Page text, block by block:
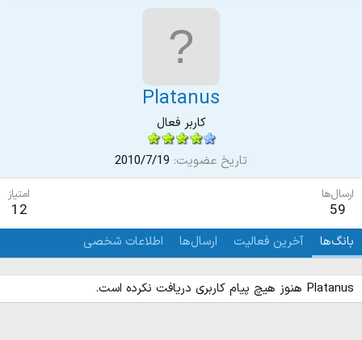
Platanus
کاربر فعال
تاریخ عضویت 2010/7/19
ارسال‌ها
59
امتیاز
12
بانگ‌ها آخرین فعالیت ارسال‌ها اطلاعات شخصی
Platanus هنوز هیچ پیام کاربری دریافت نکرده است.